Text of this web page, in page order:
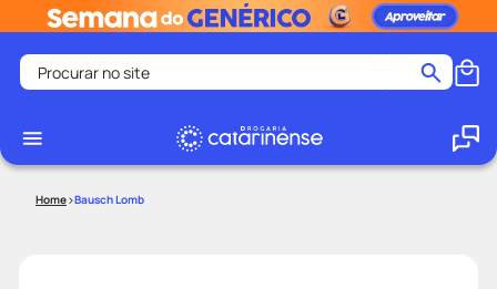
Procurar no site
1
Bausch Lomb